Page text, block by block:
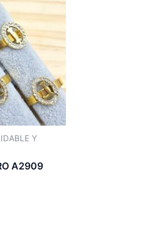
Y
A2909